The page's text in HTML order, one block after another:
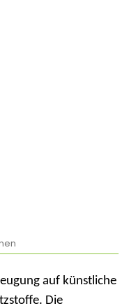
auf künstliche
Die